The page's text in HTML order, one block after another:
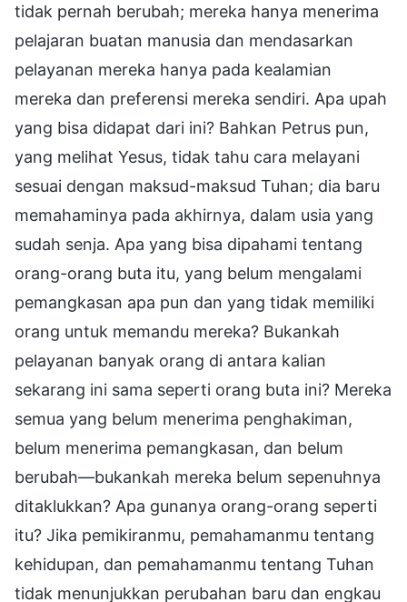
tidak pernah berubah; mereka hanya menerima
pelajaran buatan manusia dan mendasarkan
pelayanan mereka hanya pada kealamian
mereka dan preferensi mereka sendiri. Apa upah
yang bisa didapat dari ini? Bahkan Petrus pun,
yang melihat Yesus, tidak tahu cara melayani
sesuai dengan maksud-maksud Tuhan; dia baru
memahaminya pada akhirnya, dalam usia yang
sudah senja. Apa yang bisa dipahami tentang
orang-orang buta itu, yang belum mengalami
pemangkasan apa pun dan yang tidak memiliki
orang untuk memandu mereka? Bukankah
pelayanan banyak orang di antara kalian
sekarang ini sama seperti orang buta ini? Mereka
semua yang belum menerima penghakiman,
belum menerima pemangkasan, dan belum
berubah—bukankah mereka belum sepenuhnya
ditaklukkan? Apa gunanya orang-orang seperti
itu? Jika pemikiranmu, pemahamanmu tentang
kehidupan, dan pemahamanmu tentang Tuhan
tidak menunjukkan perubahan baru dan engkau